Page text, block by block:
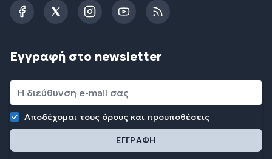
FacebookTwitterInstagramYouTubeRSS
Εγγραφή στο newsletter
Αποδέχομαι τους όρους και προυποθέσεις